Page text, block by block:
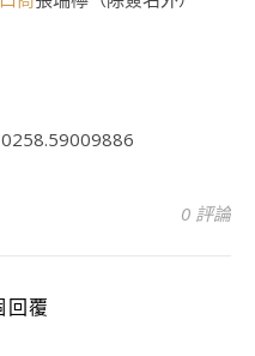
0 評論
回覆